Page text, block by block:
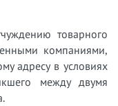
товарного
компаниями,
адресу в условиях
между двумя